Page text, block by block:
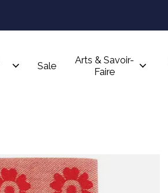
Sale
Arts & Savoir-
Faire